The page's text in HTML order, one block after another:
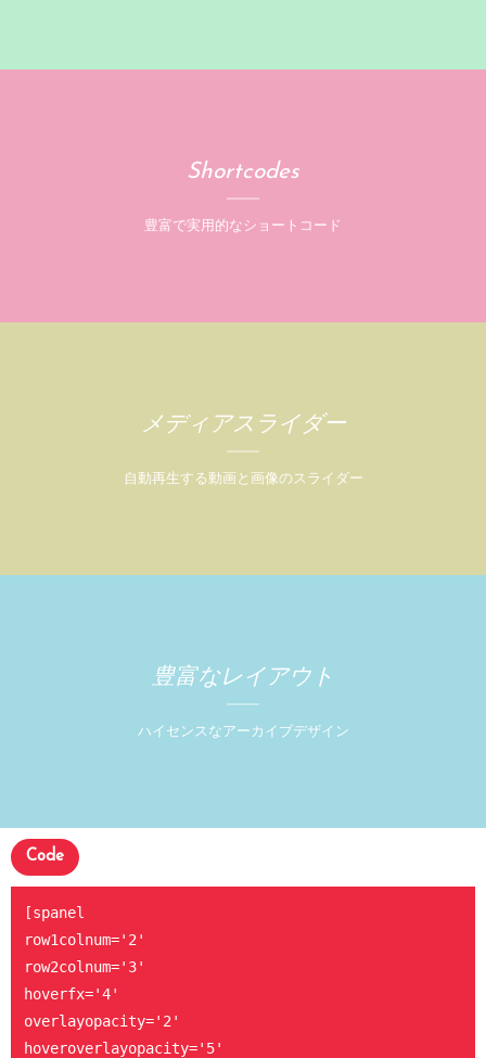
Shortcodes
豊富で実用的なショートコード
メディアスライダー
自動再生する動画と画像のスライダー
豊富なレイアウト
ハイセンスなアーカイブデザイン
Code
[spanel
row1colnum='2'
row2colnum='3'
hoverfx='4'
overlayopacity='2'
hoveroverlayopacity='5'